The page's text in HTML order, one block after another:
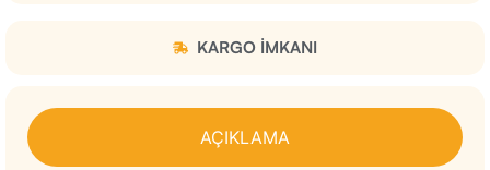
KARGO IMKANI
AÇIKLAMA